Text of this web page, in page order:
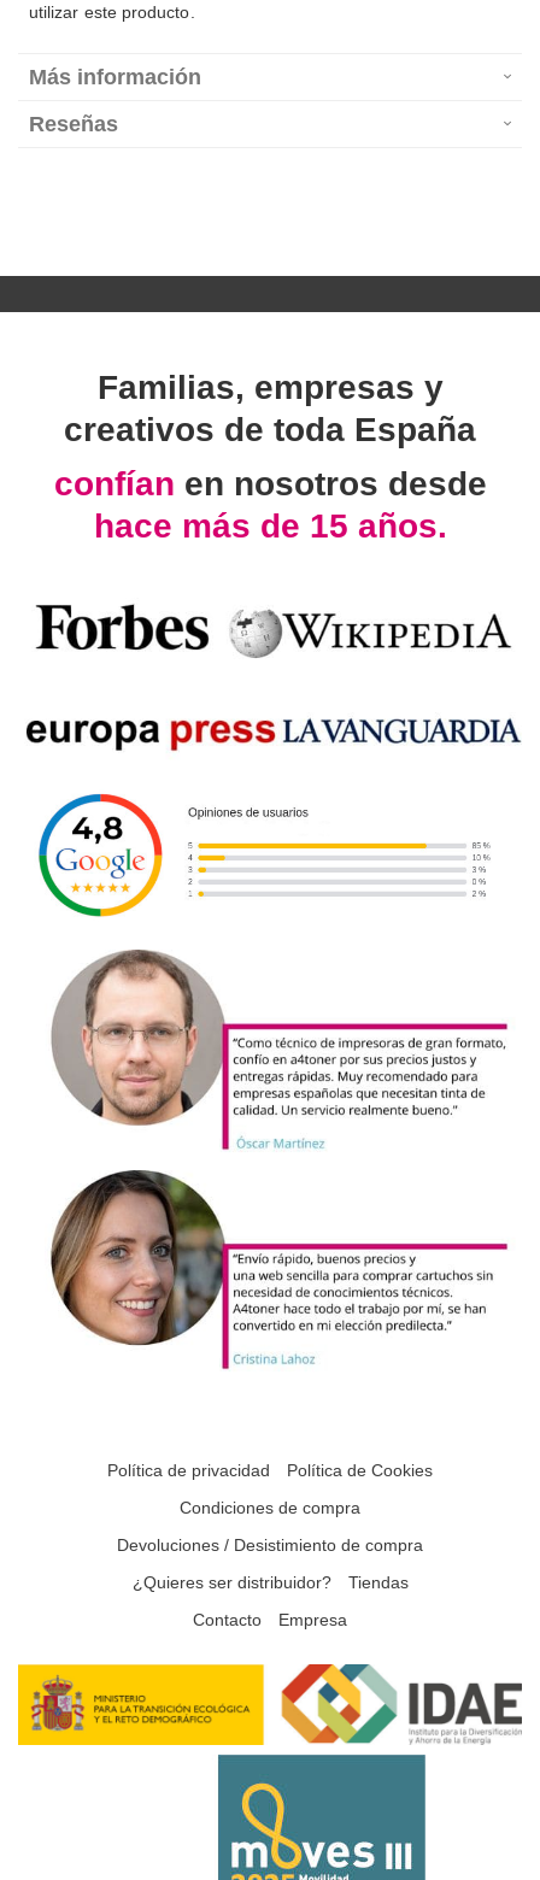
utilizar este producto.
Más información
Reseñas
Familias, empresas y
creativos de toda España
confían en nosotros desde
hace más de 15 años.
Política de privacidad
Política de Cookies
Condiciones de compra
Devoluciones / Desistimiento de compra
¿Quieres ser distribuidor?
Tiendas
Contacto
Empresa